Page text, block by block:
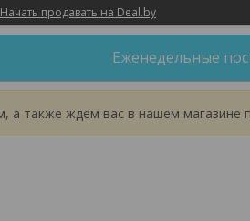
Начать продавать на Deal.by
Еженедельные
а также ждем вас в нашем магазине